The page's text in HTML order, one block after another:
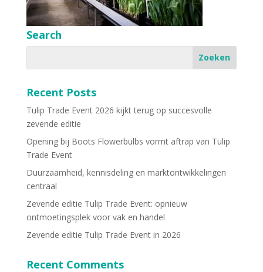
Search
Recent Posts
Tulip Trade Event 2026 kijkt terug op succesvolle
zevende editie
Opening bij Boots Flowerbulbs vormt aftrap van Tulip
Trade Event
Duurzaamheid, kennisdeling en marktontwikkelingen
centraal
Zevende editie Tulip Trade Event: opnieuw
ontmoetingsplek voor vak en handel
Zevende editie Tulip Trade Event in 2026
Recent Comments